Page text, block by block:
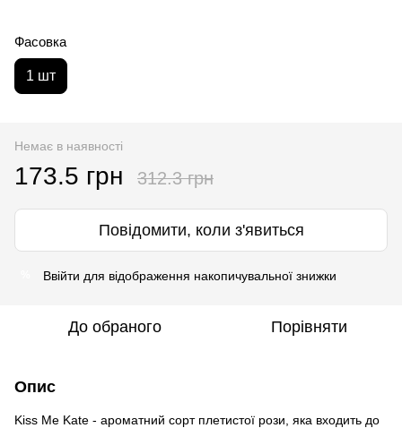
Фасовка
1 шт
Немає в наявності
173.5 грн 312.3 грн
Повідомити, коли з'явиться
Ввійти для відображення накопичувальної знижки
До обраного Порівняти
Опис
Kiss Me Kate - ароматний сорт плетистої рози, яка входить до